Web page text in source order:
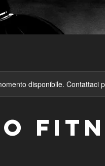
disponibile. Contattaci